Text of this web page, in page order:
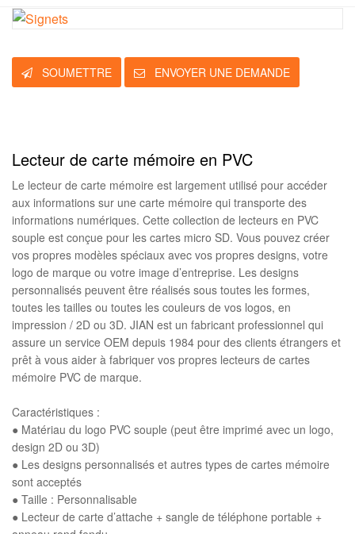
SOUMETTRE ENVOYER UNE DEMANDE
Lecteur de carte mémoire en PVC
Le lecteur de carte mémoire est largement utilisé pour accéder
aux informations sur une carte mémoire qui transporte des
informations numériques. Cette collection de lecteurs en PVC
souple est conçue pour les cartes micro SD. Vous pouvez créer
vos propres modèles spéciaux avec vos propres designs, votre
logo de marque ou votre image d’entreprise. Les designs
personnalisés peuvent être réalisés sous toutes les formes,
toutes les tailles ou toutes les couleurs de vos logos, en
impression / 2D ou 3D. JIAN est un fabricant professionnel qui
assure un service OEM depuis 1984 pour des clients étrangers et
prêt à vous aider à fabriquer vos propres lecteurs de cartes
mémoire PVC de marque.
Caractéristiques :
● Matériau du logo PVC souple (peut être imprimé avec un logo,
design 2D ou 3D)
● Les designs personnalisés et autres types de cartes mémoire
sont acceptés
● Taille : Personnalisable
● Lecteur de carte d’attache + sangle de téléphone portable +